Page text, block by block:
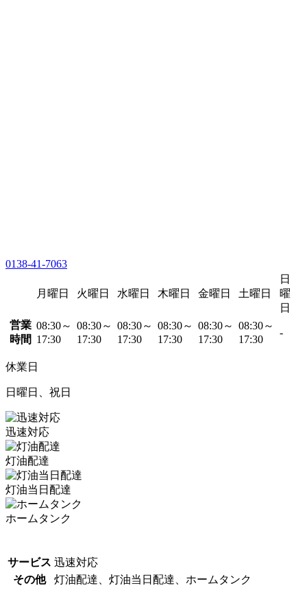
0138-41-7063
月曜日 火曜日 水曜日 木曜日 金曜日 土曜日
日
曜
日
営業
時間
08:30～
17:30
08:30～
17:30
08:30～
17:30
08:30～
17:30
08:30～
17:30
08:30～
17:30
-
休業日
日曜日、祝日
迅速対応
灯油配達
灯油当日配達
ホームタンク
サービス 迅速対応
その他
灯油配達、灯油当日配達、ホームタンク